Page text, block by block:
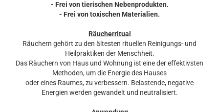
- Frei von tierischen Nebenprodukten.
- Frei von toxischen Materialien.
Räucherritual
Räuchern gehört zu den ältesten rituellen Reinigungs- und
Heilpraktiken der Menschheit.
Das Räuchern von Haus und Wohnung ist eine der effektivsten
Methoden, um die Energie des Hauses
oder eines Raumes, zu verbessern. Belastende, negative
Energien werden gewandelt und neutralisiert.